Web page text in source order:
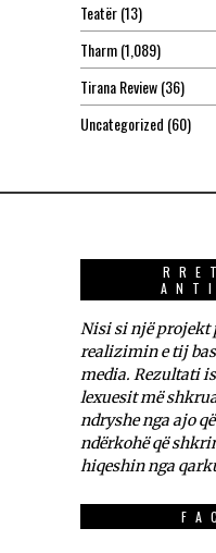
Teatër(13)
Tharm(1,089)
Tirana Review(36)
Uncategorized (60)
Nisi si një projekt
realizimin e tij
media. Rezultati
lexuesit më
ndryshe nga ajo
ndërkohë që
hiqeshin nga